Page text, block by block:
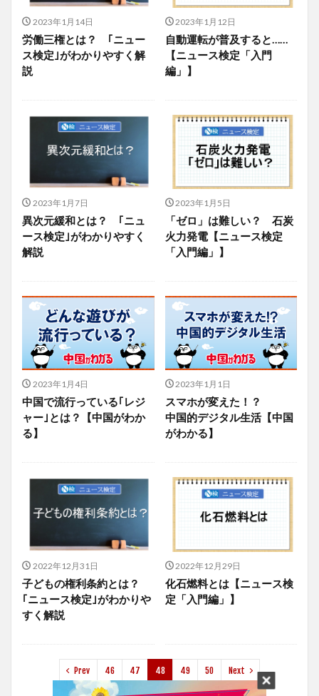
2023年1月14日
労働三権とは？ ｢ニュー
ス検定｣がわかりやすく解
説
2023年1月12日
自動運転が普及すると……
【ニュース検定「入門
編」】
2023年1月7日
異次元緩和とは？ ｢ニュ
ース検定｣がわかりやすく
解説
2023年1月5日
「ゼロ」は難しい？ 石炭
火力発電【ニュース検定
「入門編」】
2023年1月4日
中国で流行っている｢レジ
ャー｣とは？【中国がわか
る】
2023年1月1日
スマホが変えた！？
中国的デジタル生活【中国
がわかる】
2022年12月31日
子どもの権利条約とは？
｢ニュース検定｣がわかりや
すく解説
2022年12月29日
化石燃料とは【ニュース検
定「入門編」】
Prev 46 47 48 49 50 Next